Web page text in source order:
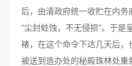
后，由清政府统一收贮在内务
“尘封蛀蚀，不无侵损”。于是
裱，在这个命令下达几天后
被送到造办处的秘殿珠林处